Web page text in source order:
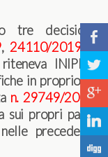
tre decisioni
, 24110/2019 e
INIPEC
in proprio ai
n. 29749/2019
sui propri passi
precedenti
b
a
c
j
F